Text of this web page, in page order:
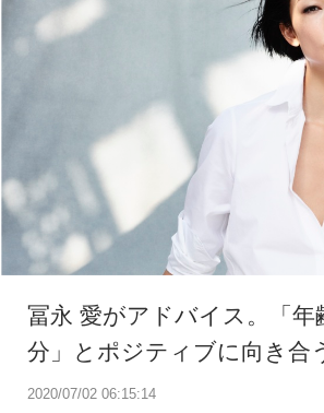
2020/07/02 06:15:14
冨永 愛がアドバイス。「年
分」とポジティブに向き合